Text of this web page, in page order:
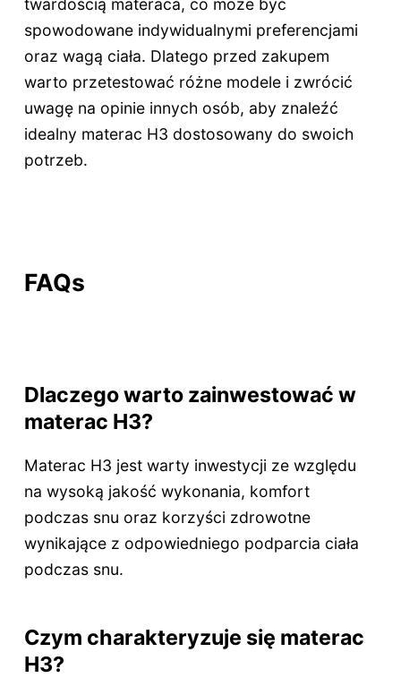
spowodowane indywidualnymi preferencjami
oraz wagą ciała. Dlatego przed zakupem
warto przetestować różne modele i zwrócić
uwagę na opinie innych osób, aby znaleźć
idealny materac H3 dostosowany do swoich
potrzeb.
FAQs
Dlaczego warto zainwestować w
materac H3?
Materac H3 jest warty inwestycji ze względu
na wysoką jakość wykonania, komfort
podczas snu oraz korzyści zdrowotne
wynikające z odpowiedniego podparcia ciała
podczas snu.
Czym charakteryzuje się materac
H3?